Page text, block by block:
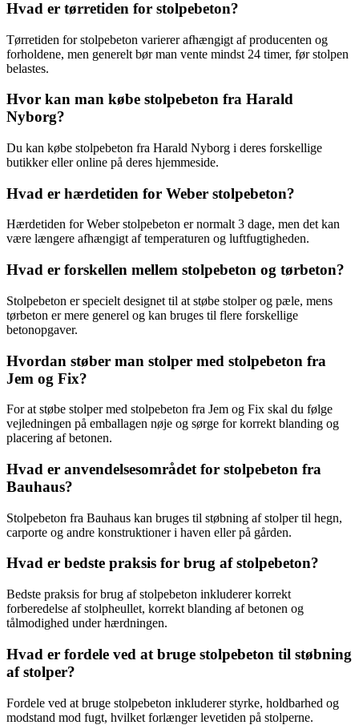
Hvad er tørretiden for stolpebeton?
Tørretiden for stolpebeton varierer afhængigt af producenten og
forholdene, men generelt bør man vente mindst 24 timer, før stolpen
belastes.
Hvor kan man købe stolpebeton fra Harald
Nyborg?
Du kan købe stolpebeton fra Harald Nyborg i deres forskellige
butikker eller online på deres hjemmeside.
Hvad er hærdetiden for Weber stolpebeton?
Hærdetiden for Weber stolpebeton er normalt 3 dage, men det kan
være længere afhængigt af temperaturen og luftfugtigheden.
Hvad er forskellen mellem stolpebeton og tørbeton?
Stolpebeton er specielt designet til at støbe stolper og pæle, mens
tørbeton er mere generel og kan bruges til flere forskellige
betonopgaver.
Hvordan støber man stolper med stolpebeton fra
Jem og Fix?
For at støbe stolper med stolpebeton fra Jem og Fix skal du følge
vejledningen på emballagen nøje og sørge for korrekt blanding og
placering af betonen.
Hvad er anvendelsesområdet for stolpebeton fra
Bauhaus?
Stolpebeton fra Bauhaus kan bruges til støbning af stolper til hegn,
carporte og andre konstruktioner i haven eller på gården.
Hvad er bedste praksis for brug af stolpebeton?
Bedste praksis for brug af stolpebeton inkluderer korrekt
forberedelse af stolpheullet, korrekt blanding af betonen og
tålmodighed under hærdningen.
Hvad er fordele ved at bruge stolpebeton til støbning
af stolper?
Fordele ved at bruge stolpebeton inkluderer styrke, holdbarhed og
modstand mod fugt, hvilket forlænger levetiden på stolperne.